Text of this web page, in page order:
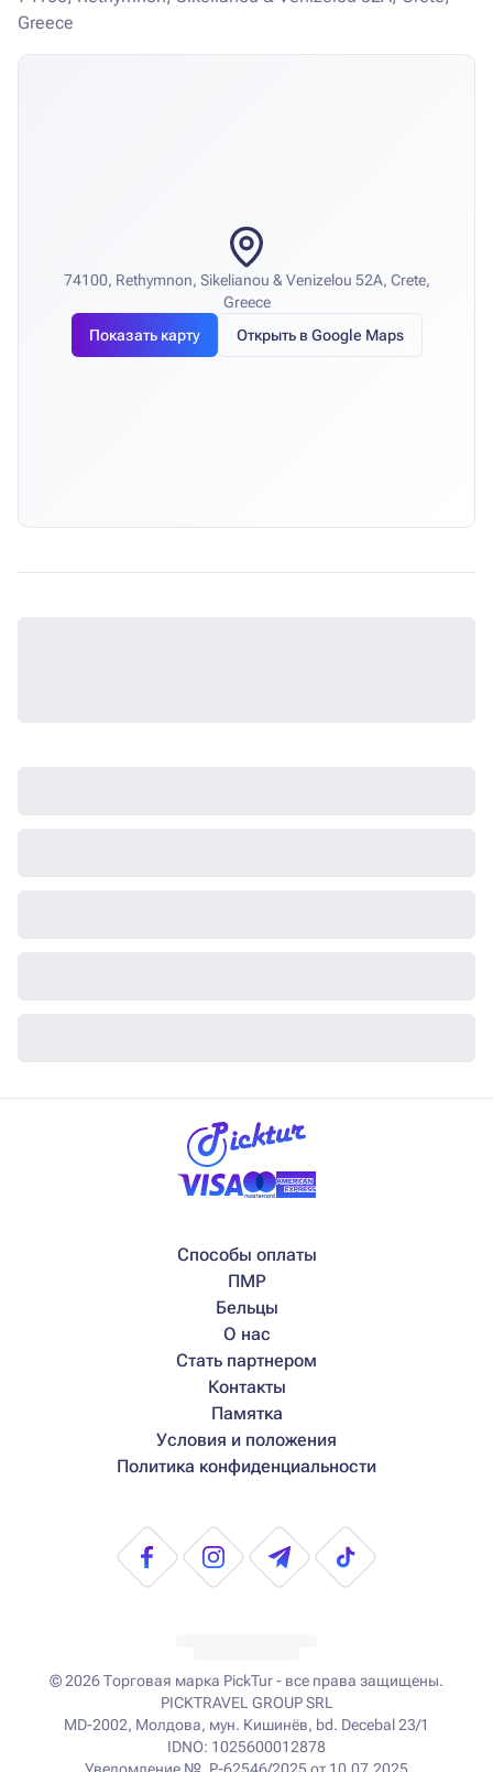
Greece
74100, Rethymnon, Sikelianou & Venizelou 52A, Crete,
Greece
Показать карту
Открыть в Google Maps
Способы оплаты
ПМР
Бельцы
О нас
Стать партнером
Контакты
Памятка
Условия и положения
Политика конфиденциальности
© 2026Торговая марка PickTur - все права защищены.
PICKTRAVEL GROUP SRL
MD-2002, Молдова, мун. Кишинёв, bd. Decebal 23/1
IDNO: 1025600012878